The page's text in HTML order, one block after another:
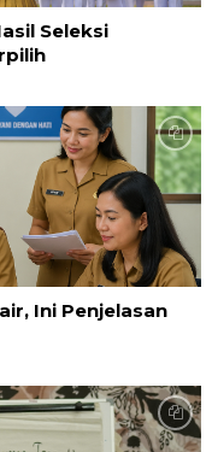
Seleksi
Ini Penjelasan